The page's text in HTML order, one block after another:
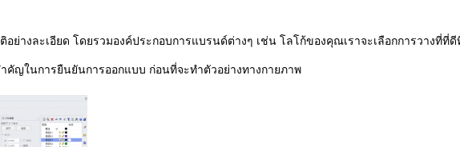
างละเอียด โดยรวมองค์ประกอบการแบรนด์ต่างๆ เช่น โลโก้ของคุณเราจะเลือกการวางที่
ในการยืนยันการออกแบบ ก่อนที่จะทําตัวอย่างทางกายภาพ